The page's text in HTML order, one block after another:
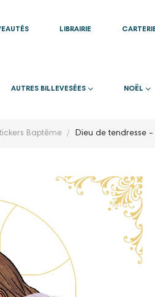
LIBRAIRIE
AUTRES BILLEVESÉES NOËL
Baptême Dieu de tendresse -